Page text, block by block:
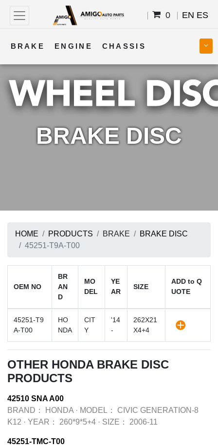
0 EN ES
BRAKE ENGINE CHASSIS
COOLING STEERING BODY
TRANSMISSION FUEL ELECTRICAL
BRAKE DISC
HOME PRODUCTS BRAKE
BRAKE DISC
45251-T9A-T00
OEM NO
BR
AN
D
MO
DEL
YE
AR
SIZE
ADD to Q
UOTE
45251-T9
A-T00
HO
NDA
CIT
Y
'14
-
262X21
X4+4
OTHER HONDA BRAKE DISC
PRODUCTS
42510 SNA A00
BRAND：
HONDA · MODEL：
CIVIC GENERATION-8
K12 · YEAR： 260*9*5+4 · SIZE： 2006-11
45251-TMC-T00